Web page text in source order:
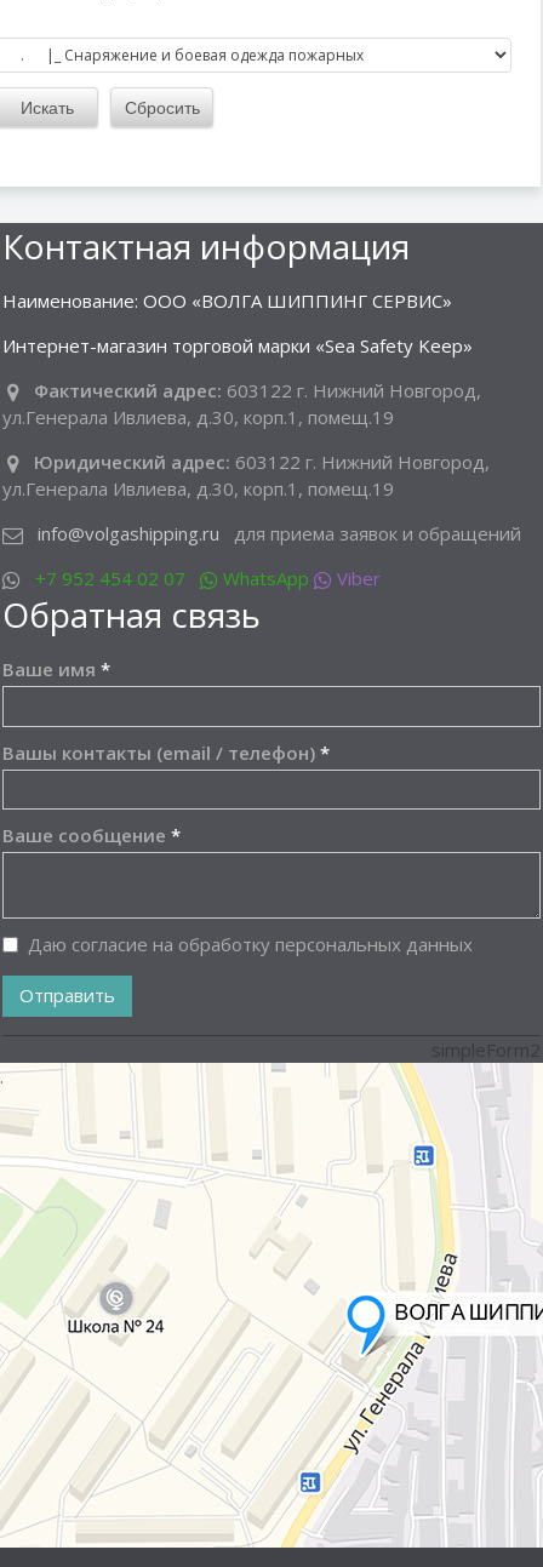
Контактная информация
Наименование: ООО «ВОЛГА ШИППИНГ СЕРВИС»
Интернет-магазин торговой марки «Sea Safety Keep»
Фактический адрес: 603122 г. Нижний Новгород,
ул.Генерала Ивлиева, д.30, корп.1, помещ.19
Юридический адрес: 603122 г. Нижний Новгород,
ул.Генерала Ивлиева, д.30, корп.1, помещ.19
info@volgashipping.ru для приема заявок и обращений
+7 952 454 02 07
WhatsApp Viber
Обратная связь
Ваше имя *
Вашы контакты (email / телефон) *
Ваше сообщение *
Даю согласие на обработку персональных данных
Отправить
simpleForm2
.